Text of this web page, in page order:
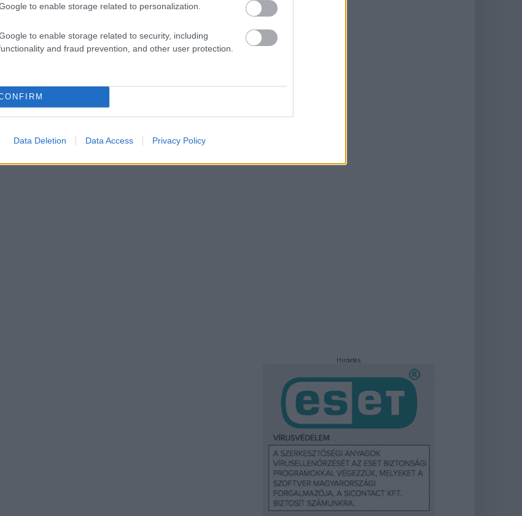
to enable storage related to personalization.
to enable storage related to security, including
and fraud prevention, and other user protection.
Data Deletion Data Access Privacy Policy
Hirdetés